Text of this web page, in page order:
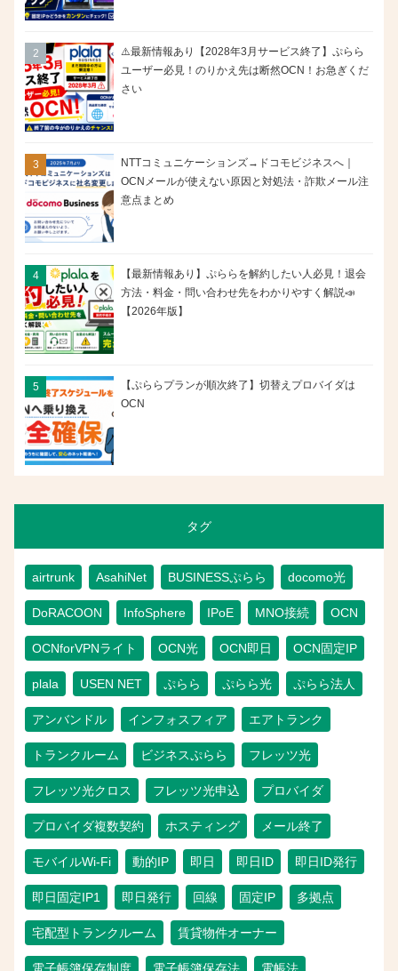
⚠️最新情報あり【2028年3月サービス終了】ぷらら
ユーザー必見！のりかえ先は断然OCN！お急ぎくだ
さい
NTTコミュニケーションズ→ドコモビジネスへ｜
OCNメールが使えない原因と対処法・詐欺メール注
意点まとめ
【最新情報あり】ぷららを解約したい人必見！退会
方法・料金・問い合わせ先をわかりやすく解説📣
【2026年版】
【ぷららプランが順次終了】切替えプロバイダは
OCN
タグ
airtrunk AsahiNet BUSINESSぷらら docomo光
DoRACOON InfoSphere IPoE MNO接続 OCN
OCNforVPNライト OCN光 OCN即日 OCN固定IP
plala USEN NET ぷらら ぷらら光 ぷらら法人
アンバンドル インフォスフィア エアトランク
トランクルーム ビジネスぷらら フレッツ光
フレッツ光クロス フレッツ光申込 プロバイダ
プロバイダ複数契約 ホスティング メール終了
モバイルWi-Fi 動的IP 即日 即日ID 即日ID発行
即日固定IP1 即日発行 回線 固定IP 多拠点
宅配型トランクルーム 賃貸物件オーナー